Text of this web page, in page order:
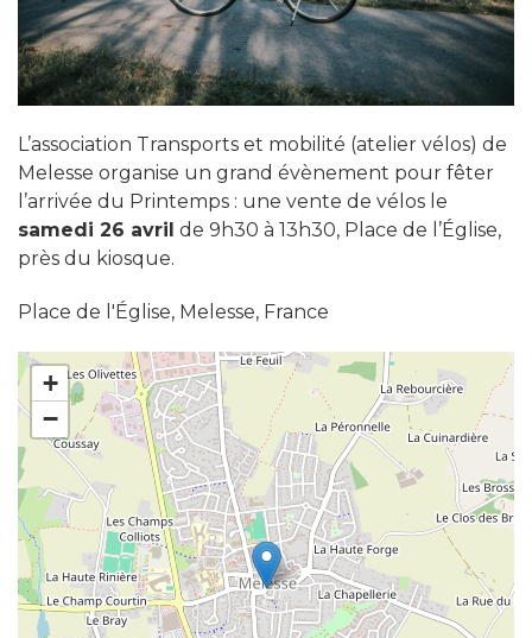
L’association Transports et mobilité (atelier vélos) de
Melesse organise un grand évènement pour fêter
l’arrivée du Printemps : une vente de vélos le
samedi 26 avril de 9h30 à 13h30, Place de l’Église,
près du kiosque.
Place de l'Église, Melesse, France
+
−